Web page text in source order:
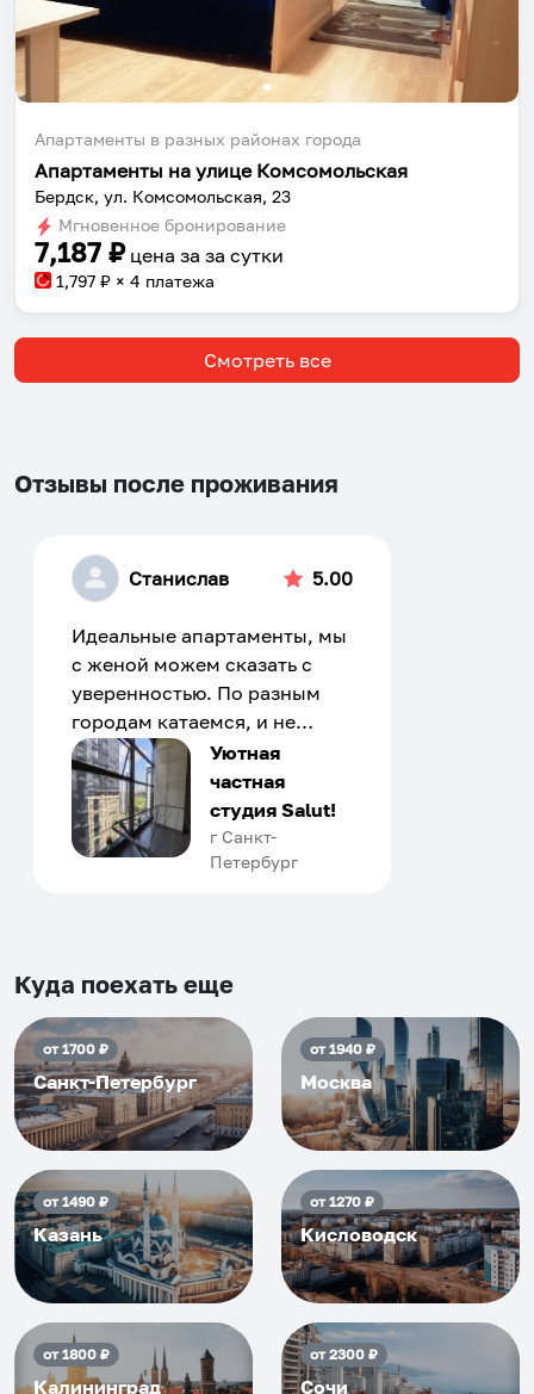
Апартаменты в разных районах города
Апартаменты на улице Комсомольская
Бердск, ул. Комсомольская, 23
Мгновенное бронирование
7,187 ₽ цена за за сутки
1,797 ₽ × 4 платежа
Смотреть все
Отзывы после проживания
Станислав 5.00
Идеальные апартаменты, мы
с женой можем сказать с
уверенностью. По разным
городам катаемся, и не
только в России. Сервис на
отличном уровне. Хозяин
апартаментов доброй души
человек, всегда можно
договориться, подскажет
приезжать еще...
Уютная
частная
студия Salut!
г Санкт-
Петербург
Куда поехать еще
от1700₽
Санкт-Петербург
от1940₽
Москва
от1490₽
Казань
от1270₽
Кисловодск
от1800₽
Калининград
от2300₽
Сочи